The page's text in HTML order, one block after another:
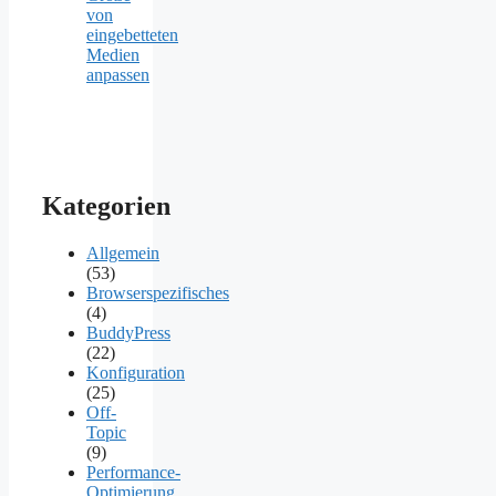
von
eingebetteten
Medien
anpassen
Kategorien
Allgemein
(53)
Browserspezifisches
(4)
BuddyPress
(22)
Konfiguration
(25)
Off-
Topic
(9)
Performance-
Optimierung